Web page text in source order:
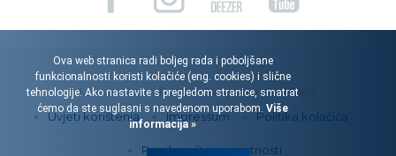
Menart d.o.o. © 2026. Sva prava pridržana.
Uvjeti korištenja
Impressum Politika kolačića
Pravila zaštite privatnosti
Ova web stranica radi boljeg rada i poboljšane
funkcionalnosti koristi kolačiće (eng. cookies) i slične
tehnologije. Ako nastavite s pregledom stranice, smatrat
ćemo da ste suglasni s navedenom uporabom. Više
informacija »